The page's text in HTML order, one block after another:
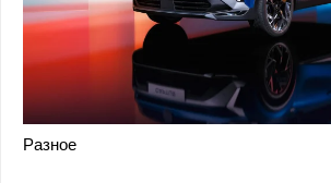
Разное